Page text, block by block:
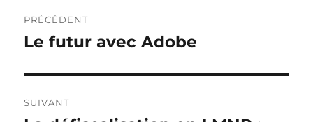
de
PRÉCÉDENT
Publication
Le futur avec Adobe
SUIVANT